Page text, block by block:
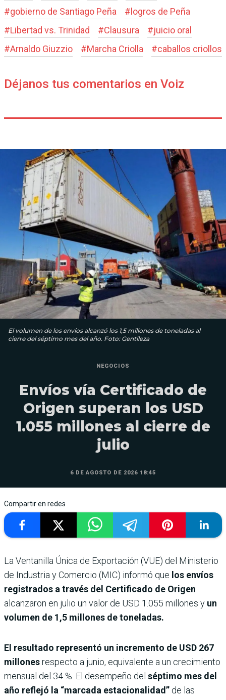
#gobierno de Santiago Peña # logros de Peña
#Libertad vs. Trinidad #Clausura #juicio oral
#Arnaldo Giuzzio #Marcha Criolla #caballos criollos
Déjanos tus comentarios en Voiz
El volumen de los envíos alcanzó los 1,5 millones de toneladas al
cierre del séptimo mes del año. Foto: Gentileza
NEGOCIOS
Envíos vía Certificado de
Origen superan los USD
1.055 millones al cierre de
julio
6 DE AGOSTO DE 2026 18:45
Compartir en redes
La Ventanilla Única de Exportación (VUE) del Ministerio
de Industria y Comercio (MIC) informó que los envíos
registrados a través del Certificado de Origen
alcanzaron en julio un valor de USD 1.055 millones y un
volumen de 1,5 millones de toneladas.
El resultado representó un incremento de USD 267
millonesrespecto a junio, equivalente a un crecimiento
mensual del 34 %. El desempeño del séptimo mes del
año reflejó la “marcada estacionalidad” de las